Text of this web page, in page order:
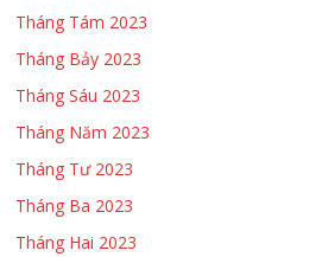
Tháng Tám 2023
Tháng Bảy 2023
Tháng Sáu 2023
Tháng Năm 2023
Tháng Tư 2023
Tháng Ba 2023
Tháng Hai 2023